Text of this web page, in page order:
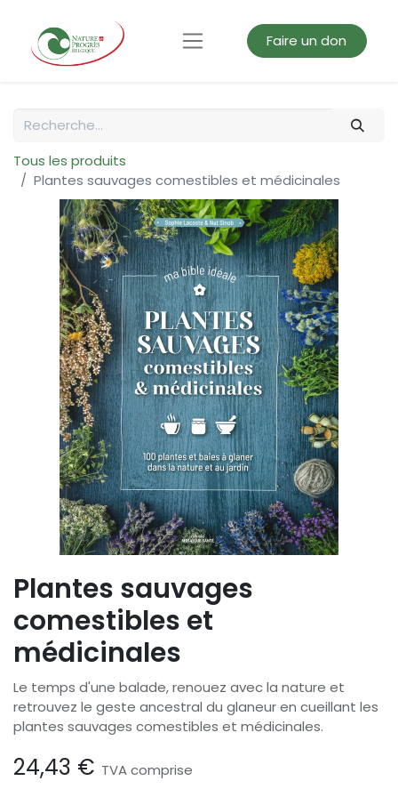
Faire un don
Tous les produits
Plantes sauvages comestibles et médicinales
Plantes sauvages
comestibles et
médicinales
Le temps d'une balade, renouez avec la nature et
retrouvez le geste ancestral du glaneur en cueillant les
plantes sauvages comestibles et médicinales.
24,43 € TVA comprise